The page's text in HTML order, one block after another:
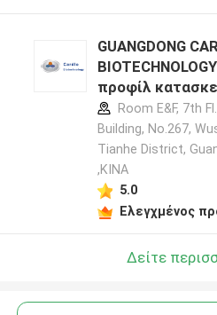
GUANGDONG
προφίλ
Room E&F, 7th
Building, No.267,
Tianhe District,
,ΚΙΝΑ
5.0
Ελεγχμένος
Δείτε